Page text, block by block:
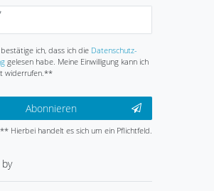
ich, dass ich die Daten­schutz­
gelesen habe. Meine Einwilligung kann ich
widerrufen.**
Abonnieren
** Hierbei handelt es sich um ein Pflichtfeld.